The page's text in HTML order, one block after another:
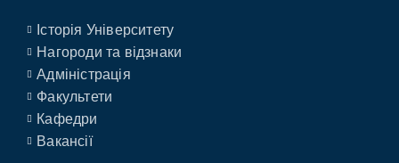
Історія Університету
Нагороди та відзнаки
Адміністрація
Факультети
Кафедри
Вакансії